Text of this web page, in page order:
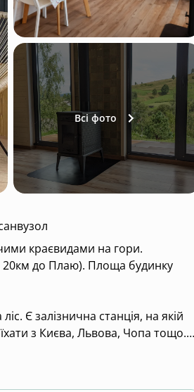
Всі фото
краєвидами на гори.
20км до Плаю). Площа будинку
Є залізнична станція, на якій
з Києва, Львова, Чопа тощо.